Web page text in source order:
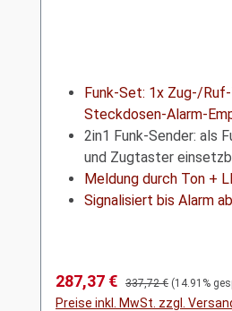
Funk-Set: 1x Zug-/
Steckdosen-Alarm-
2in1 Funk-Sender: als
und Zugtaster
Meldung durch Ton +
Signalisiert bis Alarm
Verkaufspreis:
287,37 € Regulärer Preis:
337,72 € (14.91%
Preise inkl. MwSt. zzgl.